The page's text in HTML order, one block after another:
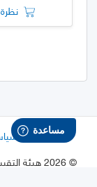
©2026 هيئة التقييس لدول مجلس التعاون لدول الخليج العربية